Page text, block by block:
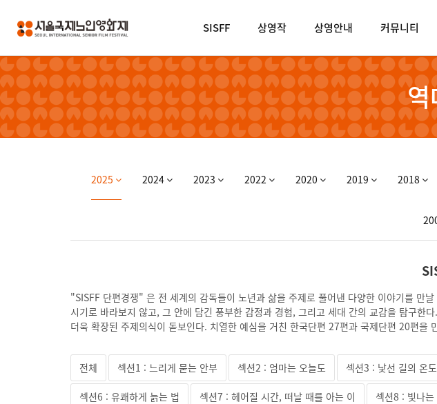
SISFF 상영작 상영안내 커뮤니티
2025 2024 2023 2022 2020 2019 2018
"SISFF 단편경쟁" 은 전 세계의 감독들이 노년과 삶을 주제로 풀어낸 다양한 이야기를 만
시기로 바라보지 않고, 그 안에 담긴 풍부한 감정과 경험, 그리고 세대 간의 교감을 탐구한
더욱 확장된 주제의식이 돋보인다. 치열한 예심을 거친 한국단편 27편과 국제단편 20편을
전체 섹션1 : 느리게 묻는 안부 섹션2 : 엄마는 오늘도 섹션3 : 낯선 길의 온도
섹션6 : 유쾌하게 늙는 법 섹션7 : 헤어질 시간, 떠날 때를 아는 이 섹션8 : 빛나는